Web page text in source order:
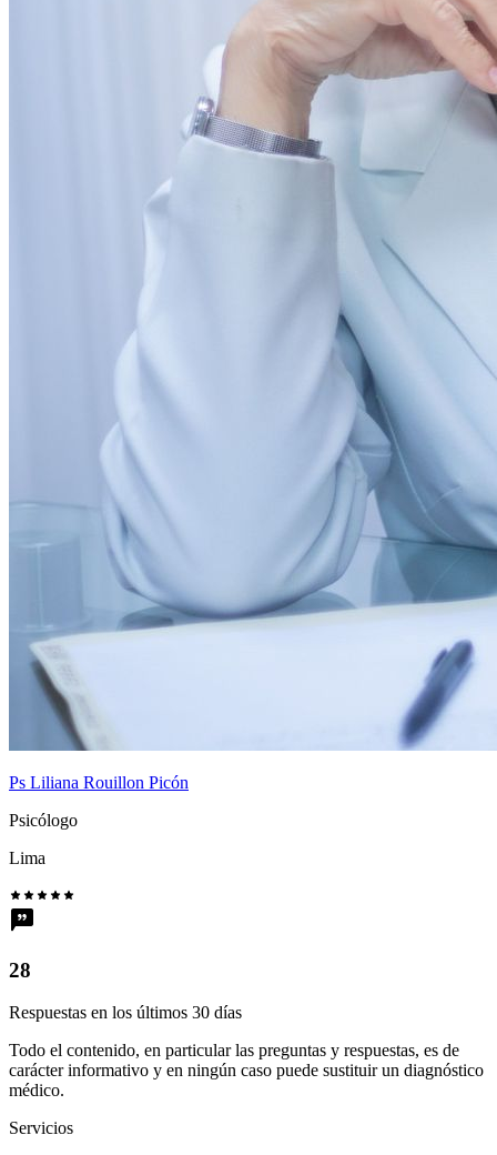
Ps Liliana Rouillon Picón
Psicólogo
Lima
28
Respuestas en los últimos 30 días
Todo el contenido, en particular las preguntas y respuestas, es de
carácter informativo y en ningún caso puede sustituir un diagnóstico
médico.
Servicios